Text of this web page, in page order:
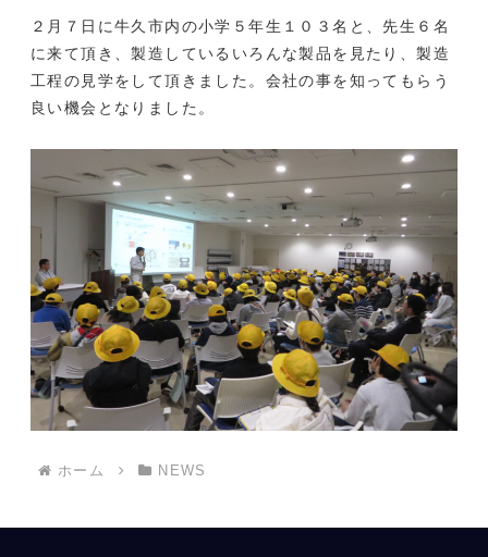
２月７日に牛久市内の小学５年生１０３名と、先生６名
に来て頂き、製造しているいろんな製品を見たり、製造
工程の見学をして頂きました。会社の事を知ってもらう
良い機会となりました。
ホーム NEWS